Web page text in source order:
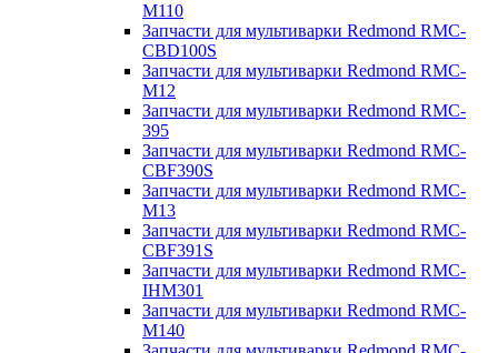
M110
Запчасти для мультиварки Redmond RMC-
CBD100S
Запчасти для мультиварки Redmond RMC-
M12
Запчасти для мультиварки Redmond RMC-
395
Запчасти для мультиварки Redmond RMC-
CBF390S
Запчасти для мультиварки Redmond RMC-
M13
Запчасти для мультиварки Redmond RMC-
CBF391S
Запчасти для мультиварки Redmond RMC-
IHM301
Запчасти для мультиварки Redmond RMC-
M140